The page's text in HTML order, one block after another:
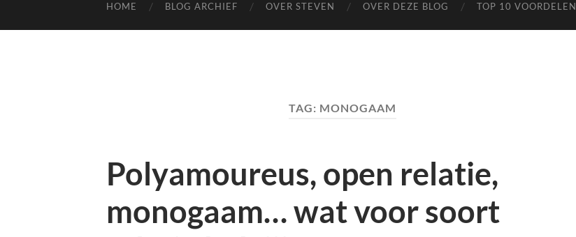
HOME BLOG ARCHIEF OVER STEVEN OVER DEZE BLOG TOP 10 VOORDELEN
TAG: MONOGAAM
Polyamoureus, open relatie,
monogaam… wat voor soort